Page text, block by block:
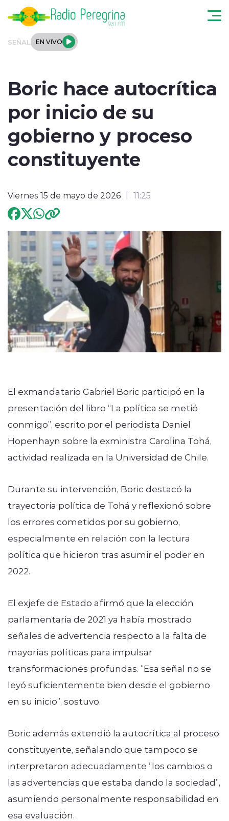
SEÑAL EN VIVO
Tendencias
Podcast
Deportes
Entrevistas
Programación
modo claro
Boric hace autocrítica
por inicio de su
gobierno y proceso
constituyente
Viernes 15 de mayo de 2026 11:25
El exmandatario Gabriel Boric participó en la
presentación del libro “La política se metió
conmigo”, escrito por el periodista Daniel
Hopenhayn sobre la exministra Carolina Tohá,
actividad realizada en la Universidad de Chile.
Durante su intervención, Boric destacó la
trayectoria política de Tohá y reflexionó sobre
los errores cometidos por su gobierno,
especialmente en relación con la lectura
política que hicieron tras asumir el poder en
2022.
El exjefe de Estado afirmó que la elección
parlamentaria de 2021 ya había mostrado
señales de advertencia respecto a la falta de
mayorías políticas para impulsar
transformaciones profundas. “Esa señal no se
leyó suficientemente bien desde el gobierno
en su inicio”, sostuvo.
Boric además extendió la autocrítica al proceso
constituyente, señalando que tampoco se
interpretaron adecuadamente “los cambios o
las advertencias que estaba dando la sociedad”,
asumiendo personalmente responsabilidad en
esa evaluación.